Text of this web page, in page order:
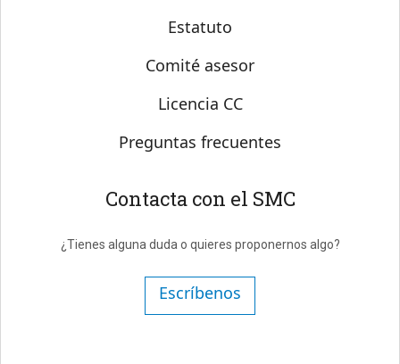
Estatuto
Comité asesor
Licencia CC
Preguntas frecuentes
Contacta con el SMC
¿Tienes alguna duda o quieres proponernos algo?
Escríbenos